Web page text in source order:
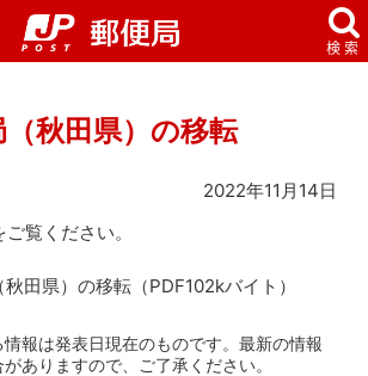
秋田県）の移転
2022年11月14日
覧ください。
田県）の移転（PDF102kバイト）
報は発表日現在のものです。最新の情報
ありますので、ご了承ください。